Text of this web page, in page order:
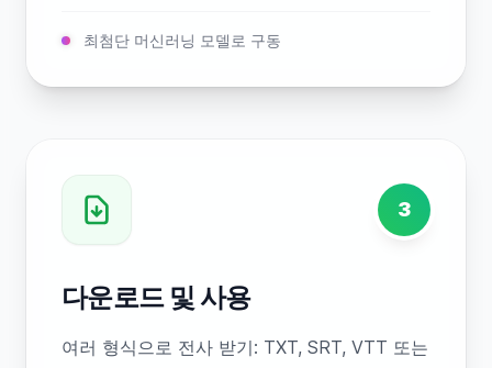
최첨단 머신러닝 모델로 구동
3
다운로드 및 사용
여러 형식으로 전사 받기: TXT, SRT, VTT 또는